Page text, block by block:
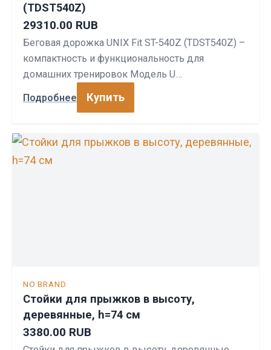
(TDST540Z)
29310.00 RUB
Беговая дорожка UNIX Fit ST-540Z (TDST540Z) –
компактность и функциональность для
домашних тренировок Модель U…
Подробнее Купить
NO BRAND
Стойки для прыжков в высоту,
деревянные, h=74 см
3380.00 RUB